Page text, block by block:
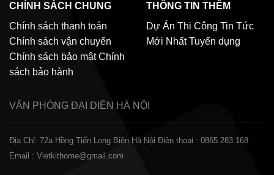
CHÍNH SÁCH CHUNG
Chính sách thanh toán
Chính sách vận chuyển
Chính sách bảo mật Chính
sách bảo hành
THÔNG TIN THÊM
Dự Án Thi Công Tin Tức
Mới Nhất Tuyển dụng
VĂN PHÒNG ĐẠI DIỆN HÀ NỘI
Địa Chỉ: 72a Hồng Tiến Long Biên Hà Nội Điện thoại : 0865.283.168
Email : Vietkithome@gmail.com